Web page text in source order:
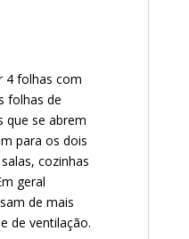
4 folhas com
folhas de
que se abrem
para os dois
cozinhas
geral
de mais
de ventilação.